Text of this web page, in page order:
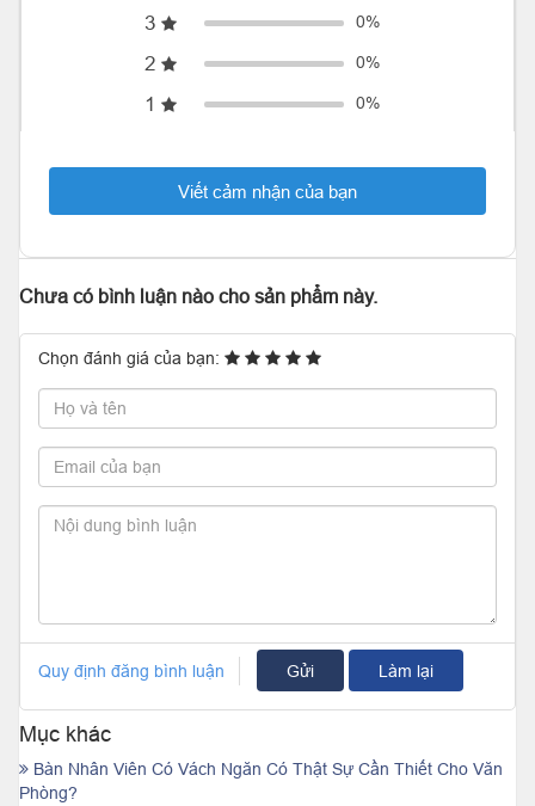
3 0%
2 0%
1 0%
Viết cảm nhận của bạn
Chưa có bình luận nào cho sản phẩm này.
Chọn đánh giá của bạn:
Quy định đăng bình luận Gửi Làm lại
Mục khác
Bàn Nhân Viên Có Vách Ngăn Có Thật Sự Cần Thiết Cho Văn
Phòng?